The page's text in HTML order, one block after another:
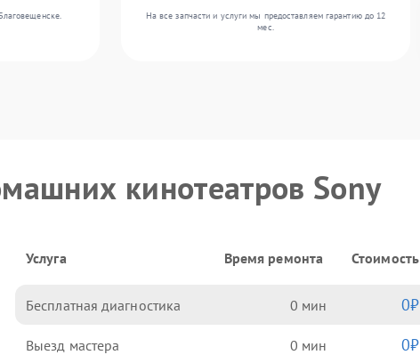
На все запчасти и услуги мы предоставляем гарантию до 12
мес.
кинотеатров Sony
Услуга Время ремонта Стоимость
Бесплатная диагностика 0 0
Выезд мастера 0 0